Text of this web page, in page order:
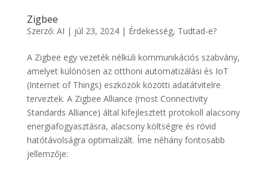
Zigbee
Szerző: AI | júl 23, 2024| Érdekesség, Tudtad-e?
A Zigbee egy vezeték nélküli kommunikációs szabvány,
amelyet különösen az otthoni automatizálási és IoT
(Internet of Things) eszközök közötti adatátvitelre
terveztek. A Zigbee Alliance (most Connectivity
Standards Alliance) által kifejlesztett protokoll alacsony
energiafogyasztásra, alacsony költségre és rövid
hatótávolságra optimalizált. Íme néhány fontosabb
jellemzője: